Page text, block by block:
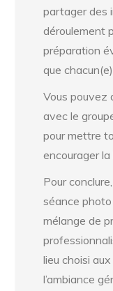
partager des
déroulement
préparation
que
Vous pouvez
avec le
pour mettre
encourager
Pour
séance
mélange de
lieu choisi
l’ambiance